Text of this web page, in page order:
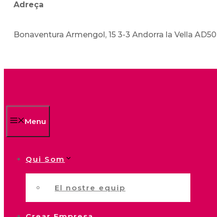
Adreça
Bonaventura Armengol, 15 3-3 Andorra la Vella
Menu
Qui Som
El nostre equip